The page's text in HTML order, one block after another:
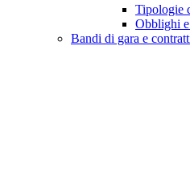
Tipologie
Obblighi
Bandi di gara e